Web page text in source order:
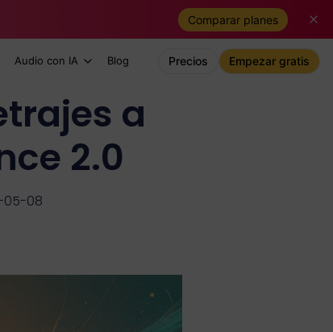
Comparar planes
Audio con IA Blog Precios Empezar gratis
a
2.0
05-08